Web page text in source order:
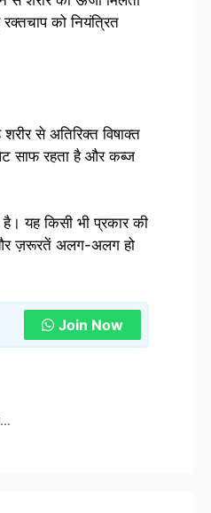
को नियंत्रित
से अतिरिक्त विषाक्त
साफ रहता है और कब्ज
यह किसी भी प्रकार की
और ज़रूरतें अलग-अलग हो
Join Now